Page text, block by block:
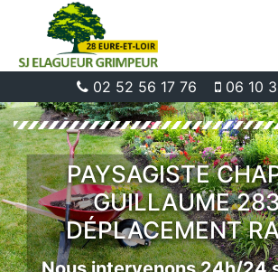
02 52 56 17 76 06 10
PAYSAGISTE
GUILLAUME
DÉPLACEMENT